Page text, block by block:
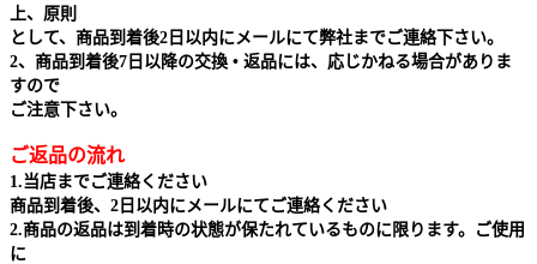
上、原則
として、商品到着後2日以内にメールにて弊社までご連絡下さい。
2、商品到着後7日以降の交換 • 返品には、応じかねる場合がありま
すので
ご注意下さい。
ご返品の流れ
1.当店までご連絡ください
商品到着後、2日以内にメールにてご連絡ください
2.商品の返品は到着時の状態が保たれているものに限ります。ご使用
に